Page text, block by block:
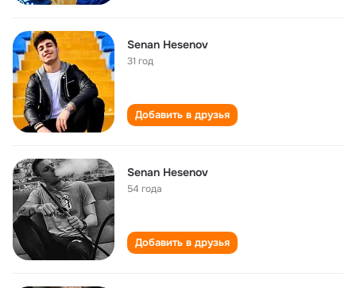
Senan Hesenov
31 год
Добавить в друзья
Senan Hesenov
54 года
Добавить в друзья